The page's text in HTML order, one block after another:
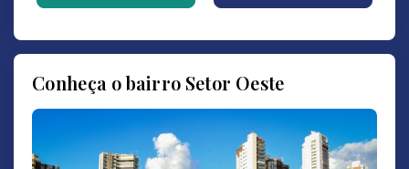
Conheça o bairro Setor Oeste